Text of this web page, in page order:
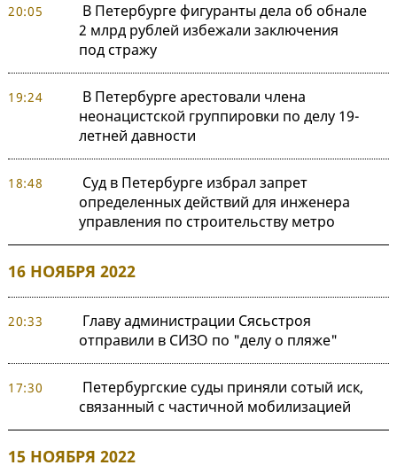
20:05
В Петербурге фигуранты дела об обнале
2 млрд рублей избежали заключения
под стражу
19:24
В Петербурге арестовали члена
неонацистской группировки по делу 19-
летней давности
18:48
Суд в Петербурге избрал запрет
определенных действий для инженера
управления по строительству метро
16 НОЯБРЯ 2022
20:33
Главу администрации Сясьстроя
отправили в СИЗО по "делу о пляже"
17:30
Петербургские суды приняли сотый иск,
связанный с частичной мобилизацией
15 НОЯБРЯ 2022